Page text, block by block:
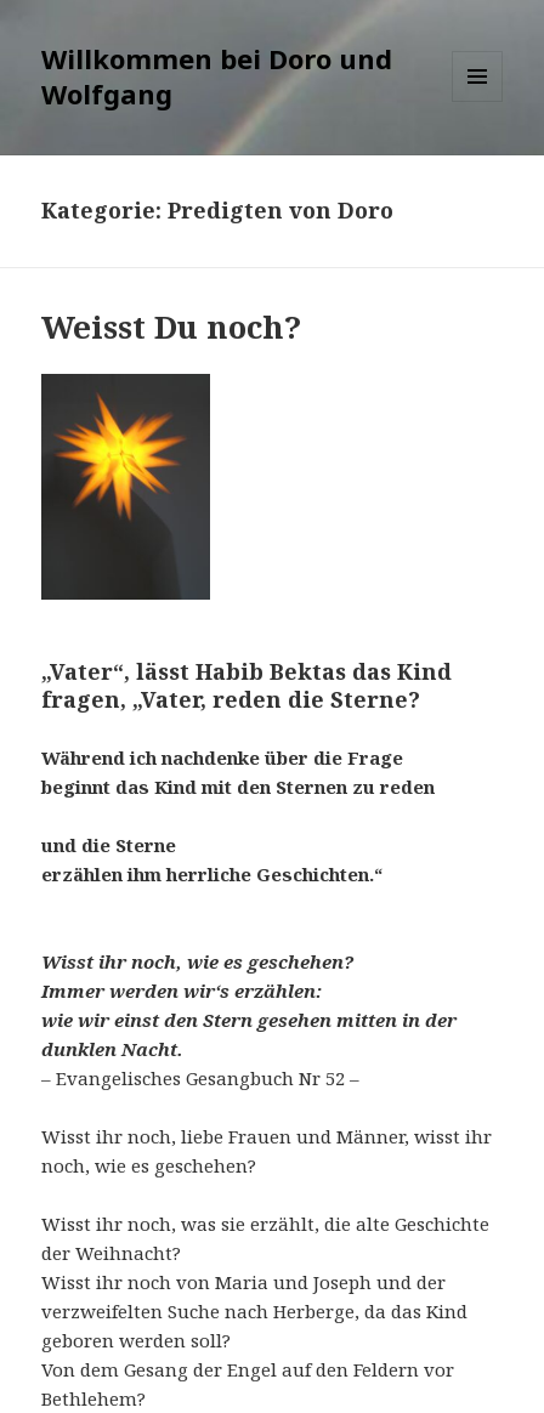
Willkommen bei Doro und
Wolfgang
WIDGETS
Kategorie:Predigten von Doro
Weisst Du noch?
„Vater“, lässt Habib Bektas das Kind
fragen, „Vater, reden die Sterne?
Während ich nachdenke über die Frage
beginnt das Kind mit den Sternen zu reden
und die Sterne
erzählen ihm herrliche Geschichten.“
Wisst ihr noch, wie es geschehen?
Immer werden wir‘s erzählen:
wie wir einst den Stern gesehen mitten in der
dunklen Nacht.
– Evangelisches Gesangbuch Nr 52 –
Wisst ihr noch, liebe Frauen und Männer, wisst ihr
noch, wie es geschehen?
Wisst ihr noch, was sie erzählt, die alte Geschichte
der Weihnacht?
Wisst ihr noch von Maria und Joseph und der
verzweifelten Suche nach Herberge, da das Kind
geboren werden soll?
Von dem Gesang der Engel auf den Feldern vor
Bethlehem?